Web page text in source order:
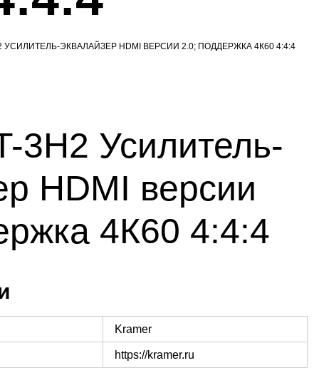
УСИЛИТЕЛЬ-ЭКВАЛАЙЗЕР HDMI ВЕРСИИ 2.0; ПОДДЕРЖКА 4К60 4:4:4
3H2 Усилитель-
HDMI версии
4К60 4:4:4
Kramer
https://kramer.ru